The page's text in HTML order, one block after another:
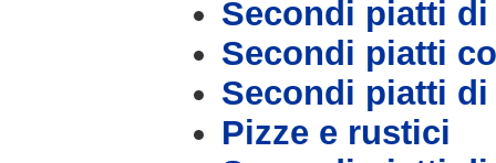
Secondi piatti di
Secondi piatti
Secondi piatti
Pizze e rustici